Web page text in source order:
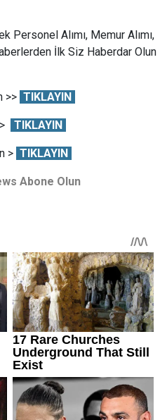
Personel Alımı, Memur Alımı,
İlk Siz Haberdar Olun
>> TIKLAYIN
TIKLAYIN
> TIKLAYIN
Abone Olun